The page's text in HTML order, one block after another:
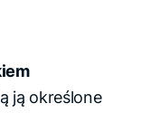
ją określone